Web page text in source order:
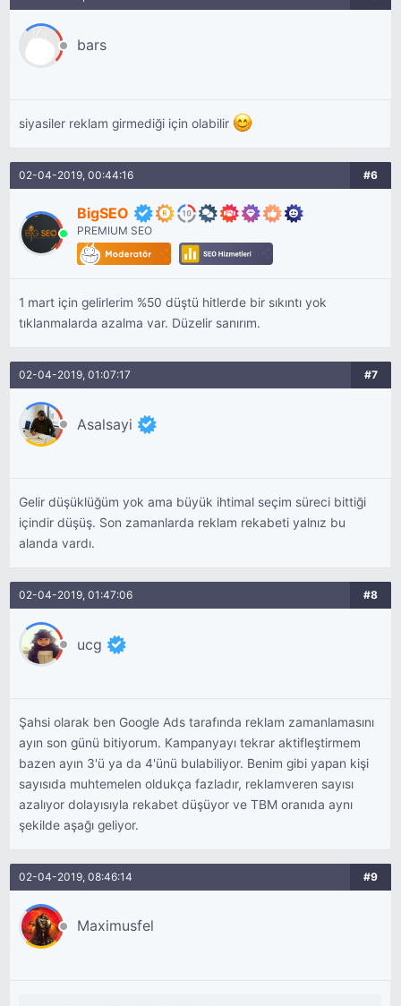
bars
siyasiler reklam girmediği için olabilir
02-04-2019, 00:44:16 #6
BigSEO
PREMIUM SEO
1 mart için gelirlerim %50 düştü hitlerde bir sıkıntı yok
tıklanmalarda azalma var. Düzelir sanırım.
02-04-2019, 01:07:17 #7
Asalsayi
Gelir düşüklüğüm yok ama büyük ihtimal seçim süreci bittiği
içindir düşüş. Son zamanlarda reklam rekabeti yalnız bu
alanda vardı.
02-04-2019, 01:47:06 #8
ucg
Şahsi olarak ben Google Ads tarafında reklam zamanlamasını
ayın son günü bitiyorum. Kampanyayı tekrar aktifleştirmem
bazen ayın 3'ü ya da 4'ünü bulabiliyor. Benim gibi yapan kişi
sayısıda muhtemelen oldukça fazladır, reklamveren sayısı
azalıyor dolayısıyla rekabet düşüyor ve TBM oranıda aynı
şekilde aşağı geliyor.
02-04-2019, 08:46:14 #9
Maximusfel